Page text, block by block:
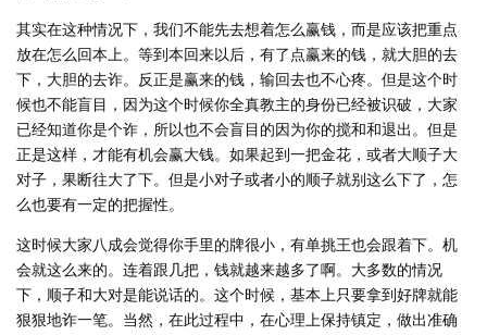
其实在这种情况下，我们不能先去想着怎么赢钱，而是应该把重点
放在怎么回本上。等到本回来以后，有了点赢来的钱，就大胆的去
下，大胆的去诈。反正是赢来的钱，输回去也不心疼。但是这个时
候也不能盲目，因为这个时候你全真教主的身份已经被识破，大家
已经知道你是个诈，所以也不会盲目的因为你的搅和和退出。但是
正是这样，才能有机会赢大钱。如果起到一把金花，或者大顺子大
对子，果断往大了下。但是小对子或者小的顺子就别这么下了，怎
么也要有一定的把握性。
这时候大家八成会觉得你手里的牌很小，有单挑王也会跟着下。机
会就这么来的。连着跟几把，钱就越来越多了啊。大多数的情况
下，顺子和大对是能说话的。这个时候，基本上只要拿到好牌就能
狠狠地诈一笔。当然，在此过程中，在心理上保持镇定，做出准确